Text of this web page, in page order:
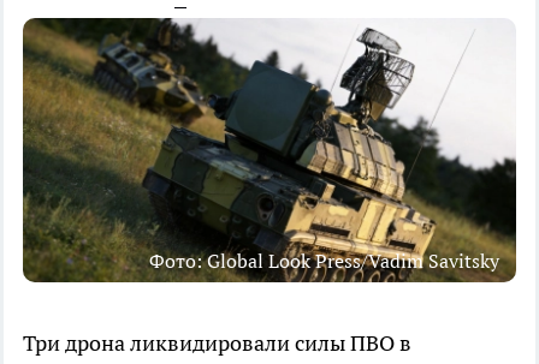
Фото: Global Look Press/Vadim Savitsky
Три дрона ликвидировали силы ПВО в